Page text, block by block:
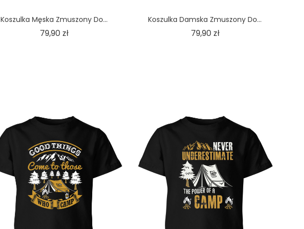
Koszulka Męska Zmuszony Do...
79,90 złCena
Koszulka Damska Zmuszony Do...
79,90 złCena